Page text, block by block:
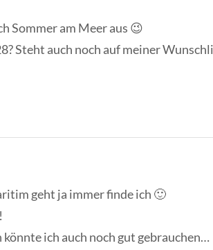
Sommer am Meer aus 😉
Steht auch noch auf meiner
geht ja immer finde ich 🙂
ich auch noch gut gebrauchen…